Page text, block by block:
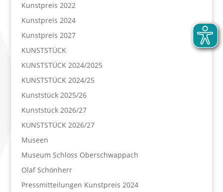
Kunstpreis 2022
Kunstpreis 2024
Kunstpreis 2027
KUNSTSTÜCK
KUNSTSTÜCK 2024/2025
KUNSTSTÜCK 2024/25
Kunststück 2025/26
Kunststück 2026/27
KUNSTSTÜCK 2026/27
Museen
Museum Schloss Oberschwappach
Olaf Schönherr
Pressmitteilungen Kunstpreis 2024